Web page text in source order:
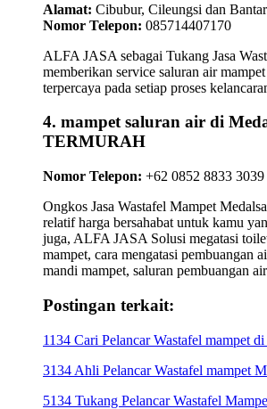
Alamat: Cibubur, Cileungsi dan
Nomor Telepon: 085714407170
ALFA JASA sebagai Tukang Jasa
memberikan service saluran air
terpercaya pada setiap proses
4. mampet saluran air di
TERMURAH
Nomor Telepon: +62 0852 8833 3039
Ongkos Jasa Wastafel Mampet
relatif harga bersahabat untuk kamu
juga, ALFA JASA Solusi megatasi
mampet, cara mengatasi pembuangan
mandi mampet, saluran pembuangan
Postingan terkait:
1134 Cari Pelancar Wastafel mampet
3134 Ahli Pelancar Wastafel mampet
5134 Tukang Pelancar Wastafel